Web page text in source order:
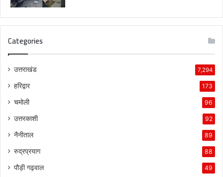
Categories
उत्तराखंड 7,294
हरिद्वार 173
चमोली 96
उत्तरकाशी 92
नैनीताल 89
रुद्रप्रयाग 88
पौड़ी गढ़वाल 49